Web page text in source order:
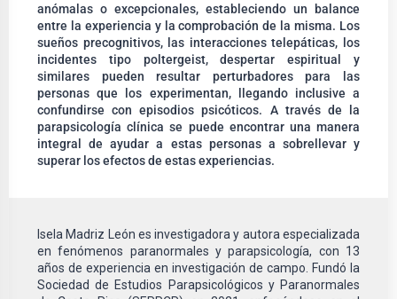
anómalas o excepcionales, estableciendo un balance
entre la experiencia y la comprobación de la misma. Los
sueños precognitivos, las interacciones telepáticas, los
incidentes tipo poltergeist, despertar espiritual y
similares pueden resultar perturbadores para las
personas que los experimentan, llegando inclusive a
confundirse con episodios psicóticos. A través de la
parapsicología clínica se puede encontrar una manera
integral de ayudar a estas personas a sobrellevar y
superar los efectos de estas experiencias.
Isela Madriz León es investigadora y autora especializada
en fenómenos paranormales y parapsicología, con 13
años de experiencia en investigación de campo. Fundó la
Sociedad de Estudios Parapsicológicos y Paranormales